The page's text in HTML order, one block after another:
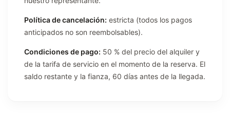
Política de cancelación: estricta (todos los pagos
anticipados no son reembolsables).
Condiciones de pago: 50 % del precio del alquiler y
de la tarifa de servicio en el momento de la reserva. El
saldo restante y la fianza, 60 días antes de la llegada.